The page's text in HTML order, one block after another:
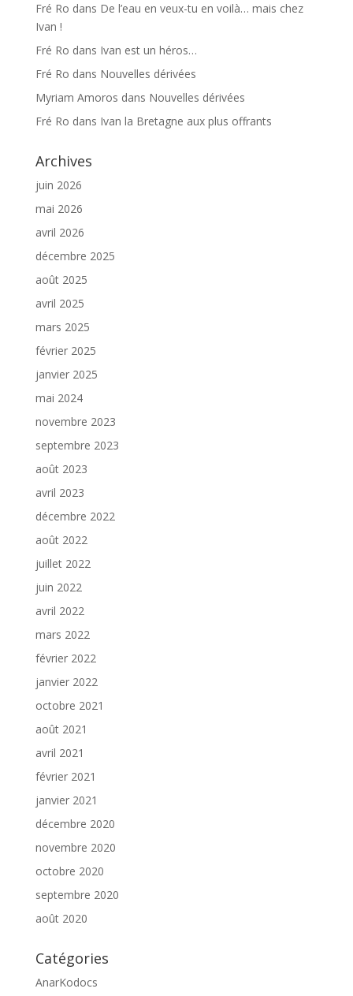
Fré Ro dans De l’eau en veux-tu en voilà… mais chez
Ivan !
Fré Ro dans Ivan est un héros…
Fré Ro dans Nouvelles dérivées
Myriam Amoros dans Nouvelles dérivées
Fré Ro dans Ivan la Bretagne aux plus offrants
Archives
juin 2026
mai 2026
avril 2026
décembre 2025
août 2025
avril 2025
mars 2025
février 2025
janvier 2025
mai 2024
novembre 2023
septembre 2023
août 2023
avril 2023
décembre 2022
août 2022
juillet 2022
juin 2022
avril 2022
mars 2022
février 2022
janvier 2022
octobre 2021
août 2021
avril 2021
février 2021
janvier 2021
décembre 2020
novembre 2020
octobre 2020
septembre 2020
août 2020
Catégories
AnarKodocs